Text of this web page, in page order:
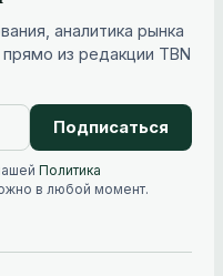
аналитика рынка
из редакции TBN
Подписаться
Политика
в любой момент.